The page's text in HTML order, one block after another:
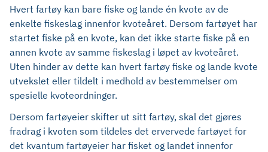
Hvert fartøy kan bare fiske og lande én kvote av de
enkelte fiskeslag innenfor kvoteåret. Dersom fartøyet har
startet fiske på en kvote, kan det ikke starte fiske på en
annen kvote av samme fiskeslag i løpet av kvoteåret.
Uten hinder av dette kan hvert fartøy fiske og lande kvote
utvekslet eller tildelt i medhold av bestemmelser om
spesielle kvoteordninger.
Dersom fartøyeier skifter ut sitt fartøy, skal det gjøres
fradrag i kvoten som tildeles det ervervede fartøyet for
det kvantum fartøyeier har fisket og landet innenfor